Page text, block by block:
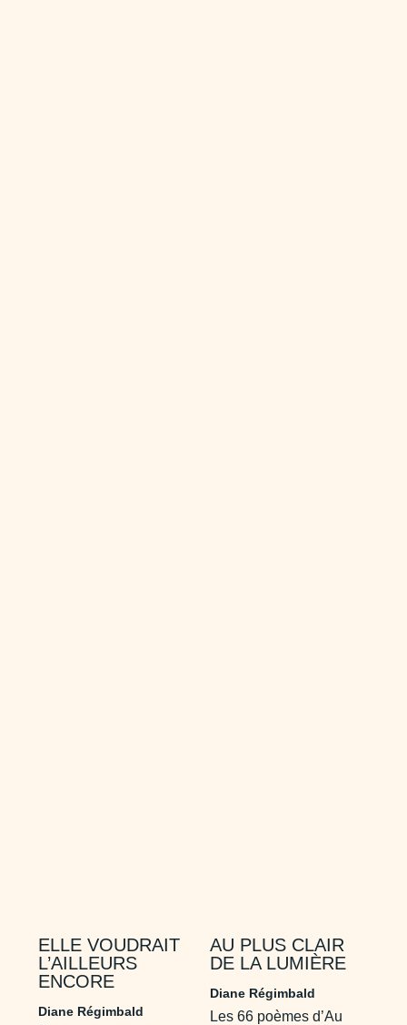
ELLE VOUDRAIT
L’AILLEURS
ENCORE
Diane Régimbald
AU PLUS CLAIR
DE LA LUMIÈRE
Diane Régimbald
Les 66 poèmes d’Au